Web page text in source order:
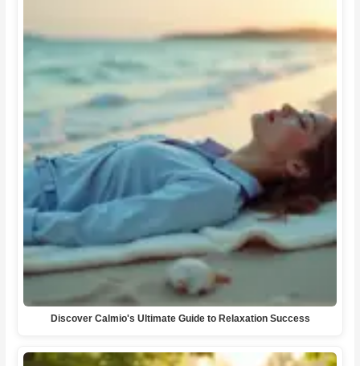
Discover Calmio's Ultimate Guide to Relaxation Success